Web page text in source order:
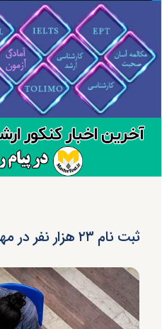
ثبت نام ۲۳ هزار نفر در مهلت مجدد کنکور ارشد ۹۸